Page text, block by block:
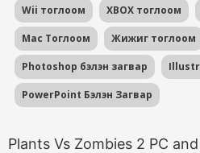
Wii тоглоом XBOX тоглоом
Mac Тоглоом Жижиг тоглоом
Photoshop бэлэн загвар
PowerPoint Бэлэн Загвар
Plants Vs Zombies 2 PC